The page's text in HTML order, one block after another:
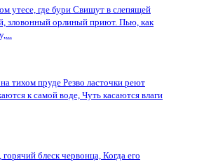
утесе, где бури Свищут в слепящей
зловонный орлиный приют. Пью, как
тихом пруде Резво ласточки реют
к самой воде, Чуть касаются влаги
блеск червонца, Когда его